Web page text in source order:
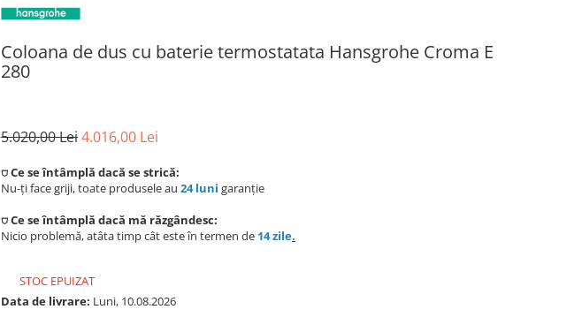
Coloana de dus cu baterie termostatata Hansgrohe Croma E
280
5.020,00 Lei4.016,00 Lei
⛉ Ce se întâmplă dacă se strică:
Nu-ți face griji, toate produsele au 24 luni garanție
⛉ Ce se întâmplă dacă mă răzgândesc:
Nicio problemă, atâta timp cât este în termen de 14 zile.
STOC EPUIZAT
Data de livrare: Luni, 10.08.2026